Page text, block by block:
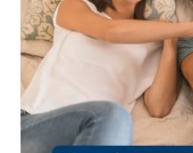
2 dormitorios
2 baños
1 parqueo
Quiero más detalles